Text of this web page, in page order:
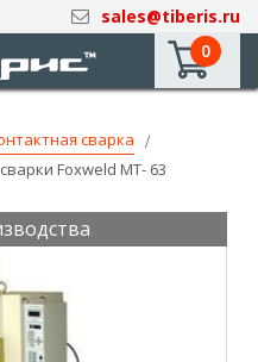
sales@tiberis.ru
0
сварка
Foxweld МТ- 63